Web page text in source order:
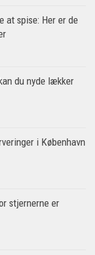
at spise: Her er de
du nyde lækker
i København
stjernerne er